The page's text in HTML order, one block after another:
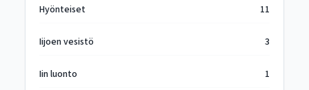
Hyönteiset 11
Iijoen vesistö 3
Iin luonto 1